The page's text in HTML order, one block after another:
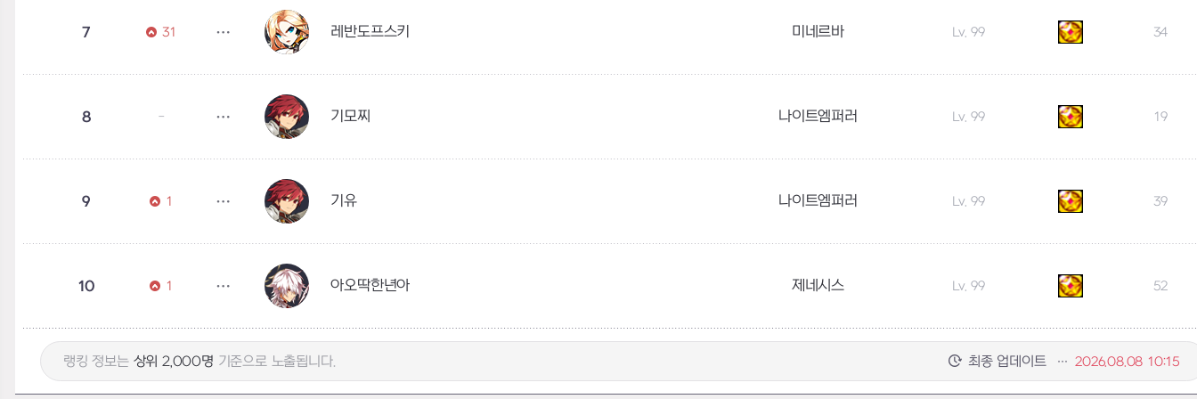
7 31 레반도프스키 미네르바 Lv. 99 34
8 - 기모찌 나이트엠퍼러 Lv. 99 19
9 1 기유 나이트엠퍼러 Lv. 99 39
10 1 아오딱한년아 제네시스 Lv. 99 52
랭킹 정보는 상위 2,000명 기준으로 노출됩니다. 최종 업데이트 2026.08.08 10:15